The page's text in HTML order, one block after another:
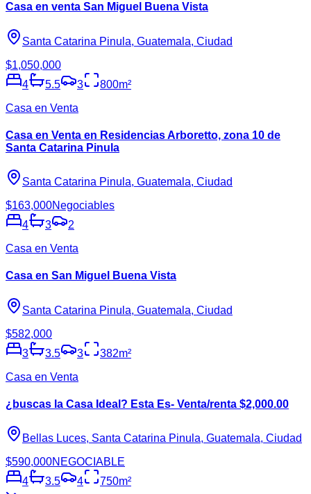
Casa en venta San Miguel Buena Vista
Santa Catarina Pinula, Guatemala, Ciudad
$1,050,000
4
5.5 3 800m²
Casa en Venta
Casa en Venta en Residencias Arboretto, zona 10 de
Santa Catarina Pinula
Santa Catarina Pinula, Guatemala, Ciudad
$163,000Negociables
4
3
2
Casa en Venta
Casa en San Miguel Buena Vista
Santa Catarina Pinula, Guatemala, Ciudad
$582,000
3
3.5 3 382m²
Casa en Venta
¿buscas la Casa Ideal? Esta Es- Venta/renta $2,000.00
Bellas Luces, Santa Catarina Pinula, Guatemala, Ciudad
$590,000NEGOCIABLE
4
3.5 4 750m²